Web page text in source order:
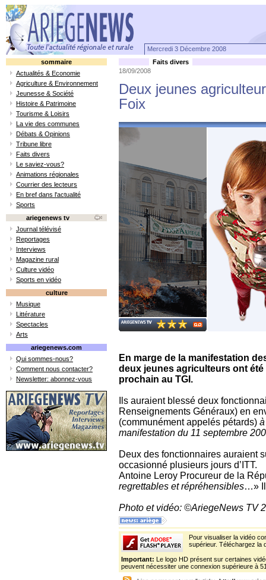
Mercredi 3 Décembre 2008
sommaire
Actualités & Economie
Agriculture & Environnement
Jeunesse & Société
Histoire & Patrimoine
Tourisme & Loisirs
La vie des communes
Débats & Opinions
Tribune libre
Faits divers
Le saviez-vous?
Animations régionales
Courrier des lecteurs
En bref dans l'actualité
Sports
ariegenews tv
Journal télévisé
Reportages
Interviews
Magazine rural
Culture vidéo
Sports en vidéo
culture
Musique
Littérature
Spectacles
Arts
ariegenews.com
Qui sommes-nous?
Comment nous contacter?
Newsletter: abonnez-vous
Faits divers
18/09/2008
Deux jeunes
Foix
En marge de la manifestation
deux jeunes agriculteurs ont
prochain au TGI.
Ils auraient blessé deux
Renseignements Généraux) en
(communément appelés pétards)
manifestation du 11 septembre
Deux des fonctionnaires auraient
occasionné plusieurs jours d’ITT.
Antoine Leroy Procureur de la
regrettables et répréhensibles…» Il
Photo et vidéo: ©AriegeNews TV
Pour visualiser la vidéo
supérieur. Téléchargez la
Important: Le logo HD présent sur certaines
peuvent nécessiter une connexion supérieure à